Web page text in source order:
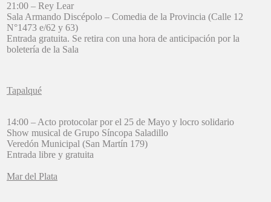
21:00 – Rey Lear
Sala Armando Discépolo – Comedia de la Provincia (Calle 12
N°1473 e/62 y 63)
Entrada gratuita. Se retira con una hora de anticipación por la
boletería de la Sala
Tapalqué
14:00 – Acto protocolar por el 25 de Mayo y locro solidario
Show musical de Grupo Síncopa Saladillo
Veredón Municipal (San Martín 179)
Entrada libre y gratuita
Mar del Plata